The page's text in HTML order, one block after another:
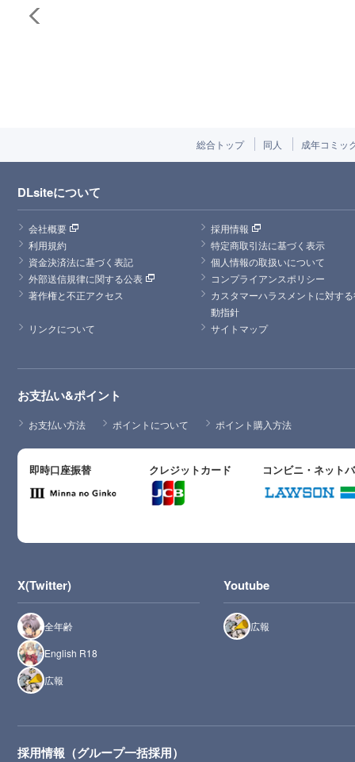
総合トップ 同人 成年コミッ
DLsiteについて
会社概要
採用情報
利用規約
特定商取引法に基づく表示
資金決済法に基づく表記
個人情報の取扱いについて
外部送信規律に関する公表
コンプライアンスポリシー
著作権と不正アクセス
カスタマーハラスメントに対す
動指針
リンクについて
サイトマップ
お支払い&ポイント
お支払い方法 ポイントについて ポイント購入方法
即時口座振替 クレジットカード コンビニ・ネット
X(Twitter)
全年齢
English R18
広報
Youtube
広報
採用情報（グループ一括採用）